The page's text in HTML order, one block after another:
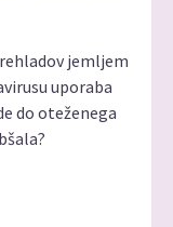
jemljem
uporaba
do oteženega